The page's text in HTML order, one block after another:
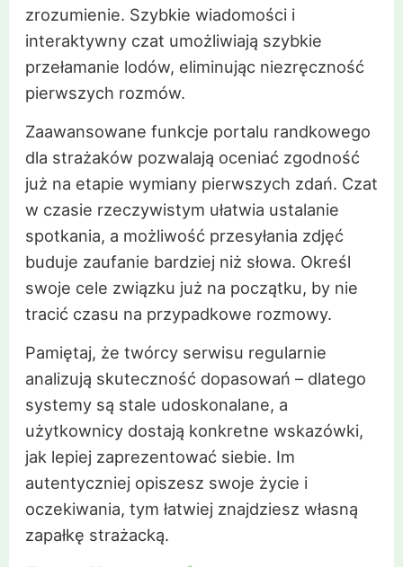
zrozumienie. Szybkie wiadomości i
interaktywny czat umożliwiają szybkie
przełamanie lodów, eliminując niezręczność
pierwszych rozmów.
Zaawansowane funkcje portalu randkowego
dla strażaków pozwalają oceniać zgodność
już na etapie wymiany pierwszych zdań. Czat
w czasie rzeczywistym ułatwia ustalanie
spotkania, a możliwość przesyłania zdjęć
buduje zaufanie bardziej niż słowa. Określ
swoje cele związku już na początku, by nie
tracić czasu na przypadkowe rozmowy.
Pamiętaj, że twórcy serwisu regularnie
analizują skuteczność dopasowań – dlatego
systemy są stale udoskonalane, a
użytkownicy dostają konkretne wskazówki,
jak lepiej zaprezentować siebie. Im
autentyczniej opiszesz swoje życie i
oczekiwania, tym łatwiej znajdziesz własną
zapałkę strażacką.